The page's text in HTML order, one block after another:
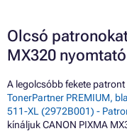
Olcsó
MX320
A legolcsóbb fekete patront
TonerPartner PREMIUM,
511-XL (2972B001) -
kínáljuk CANON PIXMA